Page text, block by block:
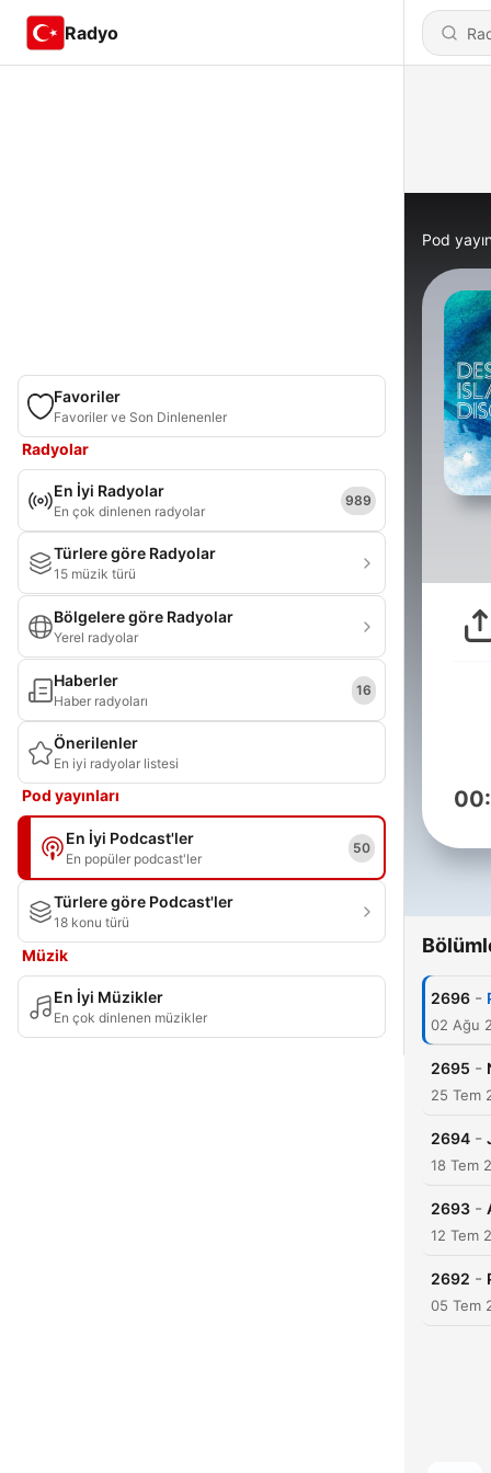
Radyo
Favoriler
Favoriler ve Son Dinlenenler
Radyolar
En İyi Radyolar
En çok dinlenen radyolar
989
Türlere göre Radyolar
15 müzik türü
Bölgelere göre Radyolar
Yerel radyolar
Haberler
Haber radyoları
16
Önerilenler
En iyi radyolar listesi
Pod yayınları
En İyi Podcast'ler
En popüler podcast'ler
50
Türlere göre Podcast'ler
18 konu türü
Müzik
En İyi Müzikler
En çok dinlenen müzikler
Pod
2696 -
02 Ağu
2695 -
25 Tem
2694 -
18 Tem
2693 -
12 Tem
2692 -
05 Tem